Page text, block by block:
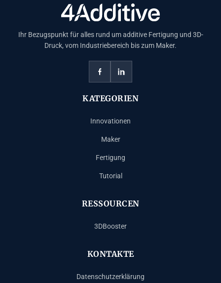
Ihr Bezugspunkt für alles rund um additive Fertigung und 3D-
Druck, vom Industriebereich bis zum Maker.
KATEGORIEN
Innovationen
Maker
Fertigung
Tutorial
RESSOURCEN
3DBooster
KONTAKTE
Datenschutzerklärung